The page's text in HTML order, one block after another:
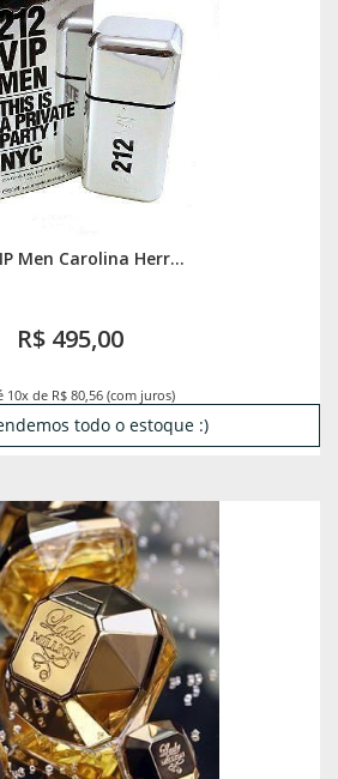
Men Carolina Herr...
R$ 495,00
10x de R$ 80,56 (com juros)
todo o estoque :)